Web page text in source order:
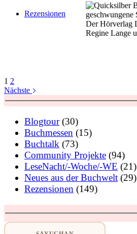
Rezensionen
1 2
Nächste
Blogtour(30)
Buchmessen (15)
Buchtalk (73)
Community Projekte (94)
LeseNacht/-Woche/-WE (21)
Neues aus der Buchwelt (29)
Rezensionen (149)